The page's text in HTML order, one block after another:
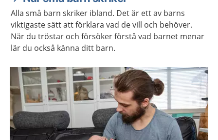
Alla små barn skriker ibland. Det är ett av barns
viktigaste sätt att förklara vad de vill och behöver.
När du tröstar och försöker förstå vad barnet menar
lär du också känna ditt barn.